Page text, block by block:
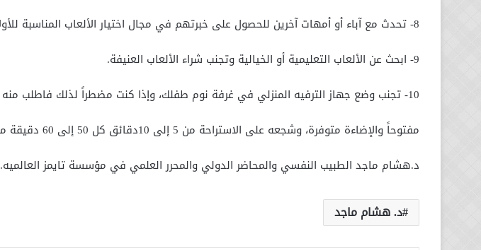
8- تحدث مع آباء أو أمهات آخرين للحصول على خبرتهم في مجال اختيار الألعاب المناسبة للأولادهم.
9- ابحث عن الألعاب التعليمية أو الخيالية وتجنب شراء الألعاب العنيفة.
10- تجنب وضع جهاز الترفيه المنزلي في غرفة نوم طفلك، وإذا كنت مضطراً لذلك فاطلب منه دائماً أن يبقي باب غرفته
مفتوحاً والإضاءة متوفرة، وشجعه على الاستراحة من 5 إلى 10دقائق كل 50 إلى 60 دقيقة من اللعب.
د.هشام ماجد الطبيب النفسي والمحاضر الدولي والمحرر العلمي في مؤسسة تايمز العالميه.
د. هشام ماجد